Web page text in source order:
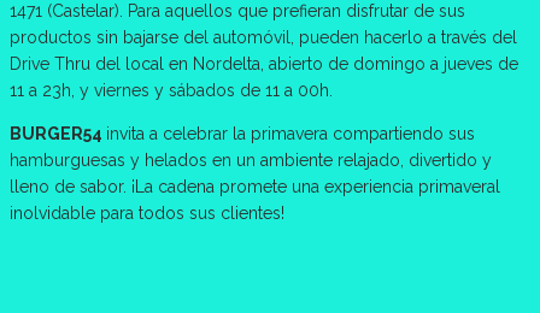
1471 (Castelar). Para aquellos que prefieran disfrutar de sus
productos sin bajarse del automóvil, pueden hacerlo a través del
Drive Thru del local en Nordelta, abierto de domingo a jueves de
11 a 23h, y viernes y sábados de 11 a 00h.
BURGER54 invita a celebrar la primavera compartiendo sus
hamburguesas y helados en un ambiente relajado, divertido y
lleno de sabor. ¡La cadena promete una experiencia primaveral
inolvidable para todos sus clientes!